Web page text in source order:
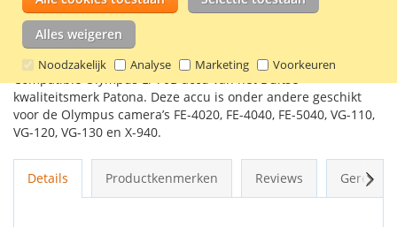
Alles weigeren
Noodzakelijk Analyse Marketing Voorkeuren
VOEG TOE AAN VERLANGLIJST
TOEVOEGEN OM TE VERGELIJKEN
Compatible Olympus Li-70B accu van het Duitse
kwaliteitsmerk Patona. Deze accu is onder andere geschikt
voor de Olympus camera’s FE-4020, FE-4040, FE-5040, VG-110,
VG-120, VG-130 en X-940.
Details Productkenmerken Reviews